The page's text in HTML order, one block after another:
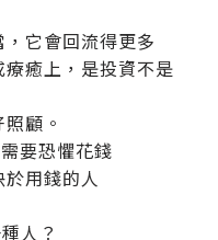
它會回流得更多
癒上，是投資不是
顧。
要恐懼花錢
用錢的人
人？